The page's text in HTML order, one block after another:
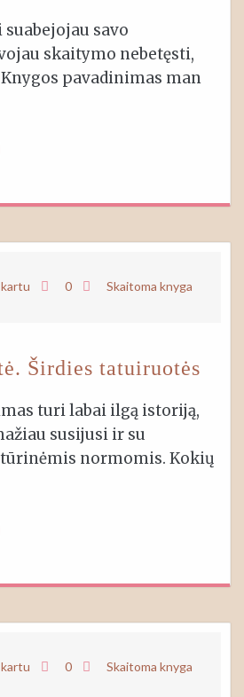
savo
skaitymo nebetęsti,
pavadinimas man
0 Skaitoma knyga
Širdies tatuiruotės
turi labai ilgą istoriją,
susijusi ir su
normomis. Kokių
0 Skaitoma knyga